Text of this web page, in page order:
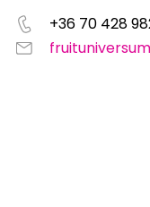
+36 70 428